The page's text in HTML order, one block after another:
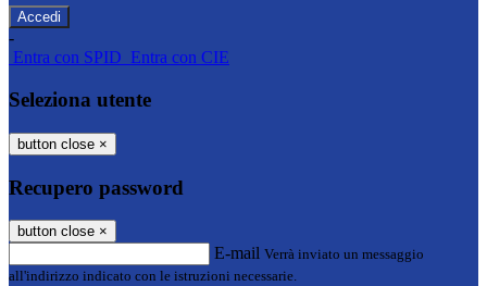
-
Entra con SPID Entra con CIE
Seleziona utente
button close ×
Recupero password
button close ×
E-mail Verrà inviato un messaggio
all'indirizzo indicato con le istruzioni necessarie.